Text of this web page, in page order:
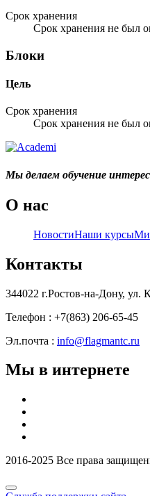
Срок хранения
Срок хранения не был
Блоки
Цель
Срок хранения
Срок хранения не был
Мы делаем обучение
О нас
НовостиНаши курсы
Контакты
344022 г.Ростов-на-Дону, ул.
Телефон : +7(863) 206-65-45
Эл.почта : info@flagmantc.ru
Мы в интернете
2016-2025 Все права